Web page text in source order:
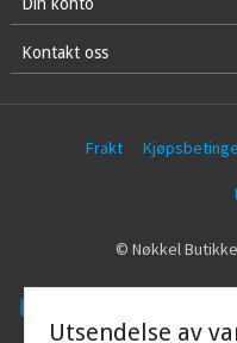
Din konto
Kontakt oss
Frakt
© Nøkkel
Utsendelse av